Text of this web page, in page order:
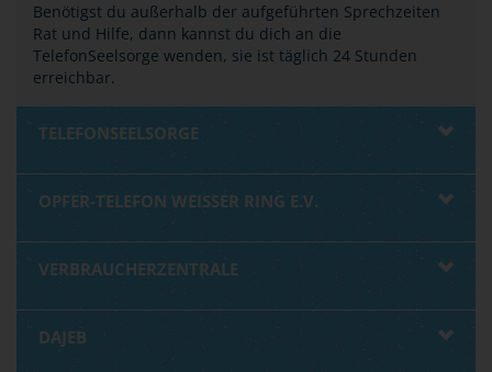
Benötigst du außerhalb der aufgeführten Sprechzeiten
Rat und Hilfe, dann kannst du dich an die
TelefonSeelsorge wenden, sie ist täglich 24 Stunden
erreichbar.
TELEFONSEELSORGE
OPFER-TELEFON WEISSER RING E.V.
VERBRAUCHERZENTRALE
DAJEB